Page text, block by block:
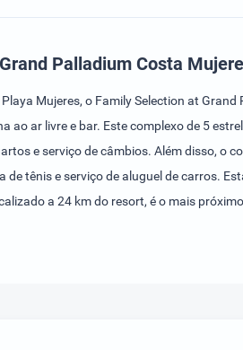
Palladium Costa
Mujeres, o Family Selection at
ar livre e bar. Este complexo de 5
e serviço de câmbios. Além disso, o
tênis e serviço de aluguel de carros.
a 24 km do resort, é o mais